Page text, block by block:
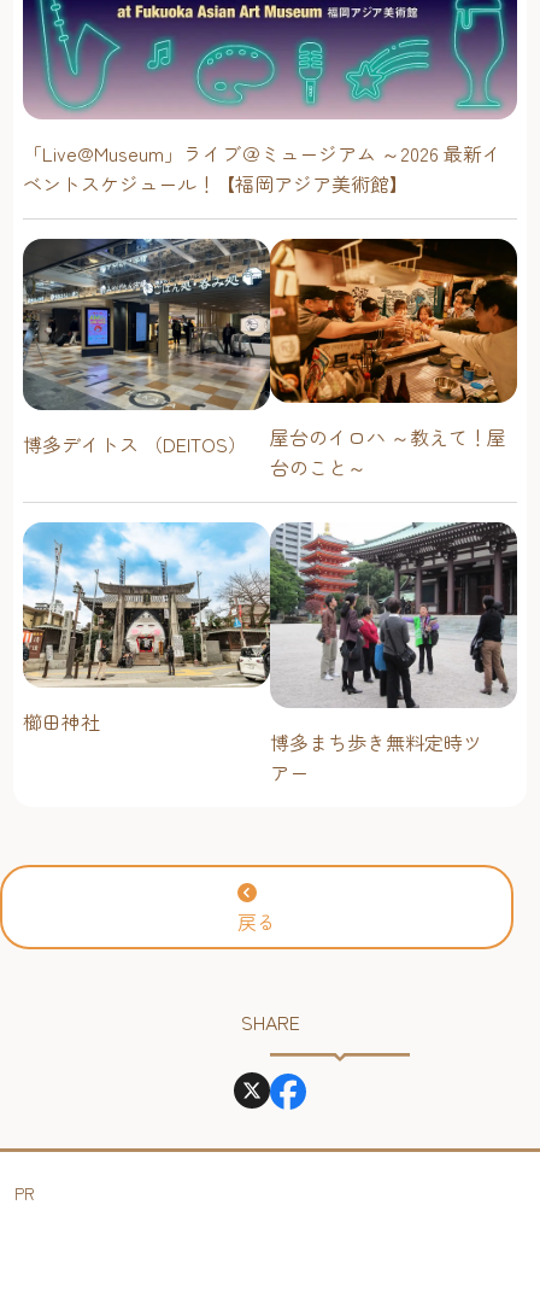
「Live@Museum」ライブ＠ミュージアム ～2026 最新イ
ベントスケジュール！【福岡アジア美術館】
博多デイトス （DEITOS）
屋台のイロハ ～教えて！屋
台のこと～
櫛田神社
博多まち歩き無料定時ツ
アー
戻る
SHARE
PR